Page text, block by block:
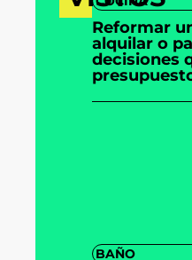
Reformar
alquilar o
decisiones
BAÑO